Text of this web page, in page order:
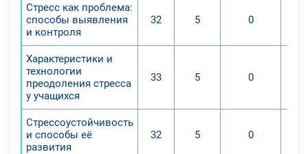
Стресс как проблема:
способы выявления
и контроля
32 5 0
Характеристики и
технологии
преодоления стресса
у учащихся
33 5 0
Стрессоустойчивость
и способы её
развития
32 5 0